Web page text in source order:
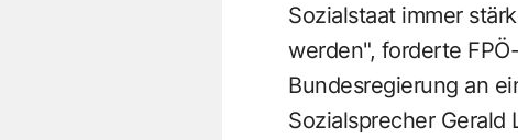
Sozialstaat immer
werden", forderte
Bundesregierung an
Sozialsprecher Gerald